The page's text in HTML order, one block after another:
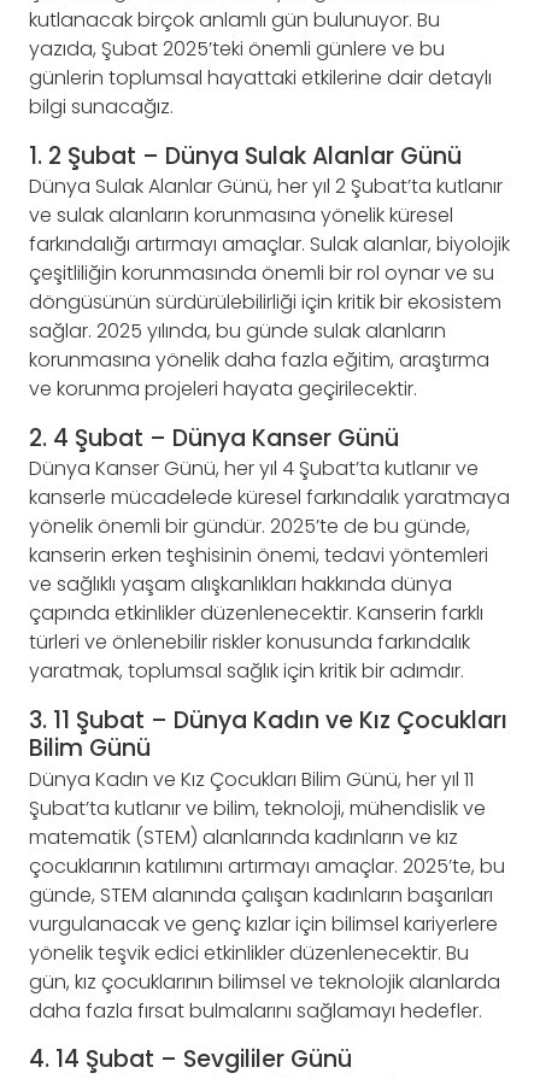
kutlanacak birçok anlamlı gün bulunuyor. Bu
yazıda, Şubat 2025’teki önemli günlere ve bu
günlerin toplumsal hayattaki etkilerine dair detaylı
bilgi sunacağız.
1. 2 Şubat – Dünya Sulak Alanlar Günü
Dünya Sulak Alanlar Günü, her yıl 2 Şubat’ta kutlanır
ve sulak alanların korunmasına yönelik küresel
farkındalığı artırmayı amaçlar. Sulak alanlar, biyolojik
çeşitliliğin korunmasında önemli bir rol oynar ve su
döngüsünün sürdürülebilirliği için kritik bir ekosistem
sağlar. 2025 yılında, bu günde sulak alanların
korunmasına yönelik daha fazla eğitim, araştırma
ve korunma projeleri hayata geçirilecektir.
2. 4 Şubat – Dünya Kanser Günü
Dünya Kanser Günü, her yıl 4 Şubat’ta kutlanır ve
kanserle mücadelede küresel farkındalık yaratmaya
yönelik önemli bir gündür. 2025’te de bu günde,
kanserin erken teşhisinin önemi, tedavi yöntemleri
ve sağlıklı yaşam alışkanlıkları hakkında dünya
çapında etkinlikler düzenlenecektir. Kanserin farklı
türleri ve önlenebilir riskler konusunda farkındalık
yaratmak, toplumsal sağlık için kritik bir adımdır.
3. 11 Şubat – Dünya Kadın ve Kız Çocukları
Bilim Günü
Dünya Kadın ve Kız Çocukları Bilim Günü, her yıl 11
Şubat’ta kutlanır ve bilim, teknoloji, mühendislik ve
matematik (STEM) alanlarında kadınların ve kız
çocuklarının katılımını artırmayı amaçlar. 2025’te, bu
günde, STEM alanında çalışan kadınların başarıları
vurgulanacak ve genç kızlar için bilimsel kariyerlere
yönelik teşvik edici etkinlikler düzenlenecektir. Bu
gün, kız çocuklarının bilimsel ve teknolojik alanlarda
daha fazla fırsat bulmalarını sağlamayı hedefler.
4. 14 Şubat – Sevgililer Günü